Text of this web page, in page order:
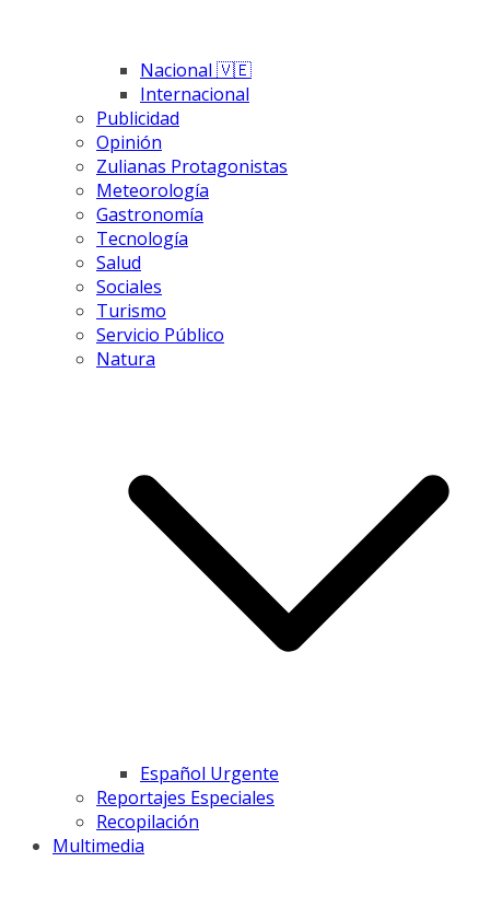
Nacional 🇻🇪
Internacional
Publicidad
Opinión
Zulianas Protagonistas
Meteorología
Gastronomía
Tecnología
Salud
Sociales
Turismo
Servicio Público
Natura
Español Urgente
Reportajes Especiales
Recopilación
Multimedia